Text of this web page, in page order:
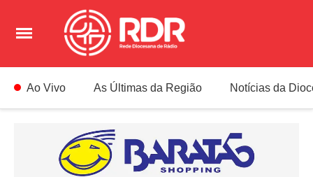
Ao Vivo As Últimas da Região Notícias da